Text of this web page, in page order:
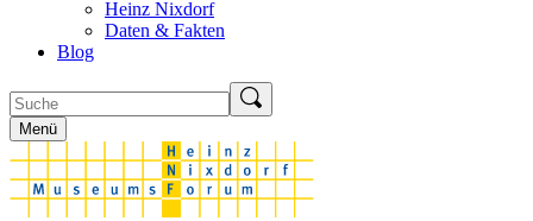
Heinz Nixdorf
Daten & Fakten
Blog
Menü